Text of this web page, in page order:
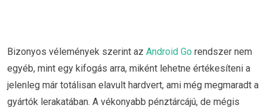
Bizonyos vélemények szerint az Android Go rendszer nem
egyéb, mint egy kifogás arra, miként lehetne értékesíteni a
jelenleg már totálisan elavult hardvert, ami még megmaradt a
gyártók lerakatában. A vékonyabb pénztárcájú, de mégis